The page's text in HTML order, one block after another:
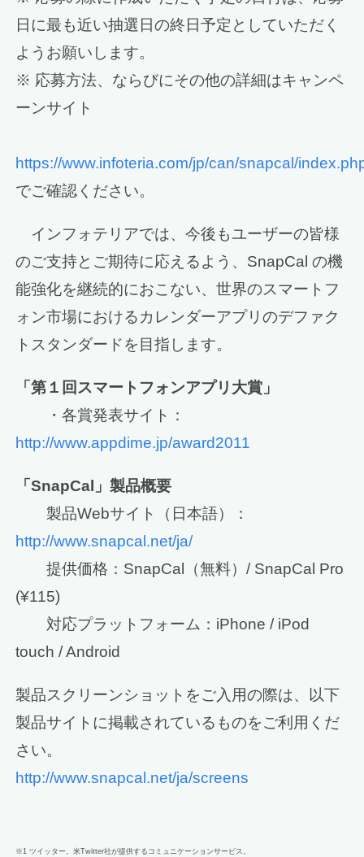
日に最も近い抽選日の終日予定としていただく
ようお願いします。
※ 応募方法、ならびにその他の詳細はキャンペ
ーンサイト
https://www.infoteria.com/jp/can/snapcal/
でご確認ください。
インフォテリアでは、今後もユーザーの皆様
のご支持とご期待に応えるよう、SnapCal の機
能強化を継続的におこない、世界のスマートフ
ォン市場におけるカレンダーアプリのデファク
トスタンダードを目指します。
「第１回スマートフォンアプリ大賞」
・各賞発表サイト：
http://www.appdime.jp/award2011
「SnapCal」製品概要
製品Webサイト（日本語）：
http://www.snapcal.net/ja/
提供価格：SnapCal（無料）/ SnapCal Pro
(¥115)
対応プラットフォーム：iPhone / iPod
touch / Android
製品スクリーンショットをご入用の際は、以下
製品サイトに掲載されているものをご利用くだ
さい。
http://www.snapcal.net/ja/screens
※1 ツイッター。米Twitter社が提供するコミュニケーションサービス。